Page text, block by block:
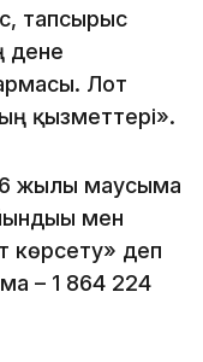
тапсырыс
дене
Лот
қызметтері».
маусымға
мен
көрсету» деп
– 1 864 224